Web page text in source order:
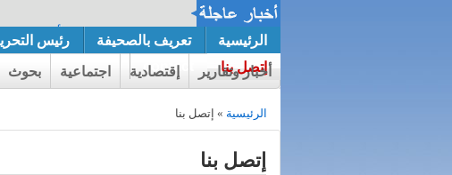
اجازة رسالة الماجستير الطالبة الأستاذة
النفسي.
الرئيسية تعريف بالصحيفة رئيس
إتصل بنا
contact أخبار وتقارير إقتصادية اجتماعية بحوث
الرئيسية » إتصل بنا
إتصل بنا